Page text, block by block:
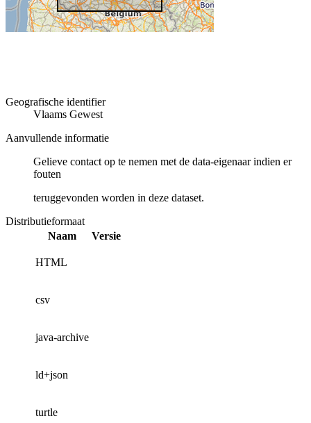
Geografische identifier
Vlaams Gewest
Aanvullende informatie
Gelieve contact op te nemen met de data-eigenaar indien er
fouten
teruggevonden worden in deze dataset.
Distributieformaat
Naam
Versie
HTML
csv
java-archive
ld+json
turtle